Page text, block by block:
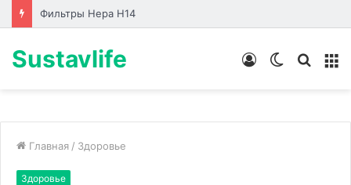
Лабораторные стенды по направлениям
Sustavlife
Switch
Войти
Главная / Здоровье
Здоровье